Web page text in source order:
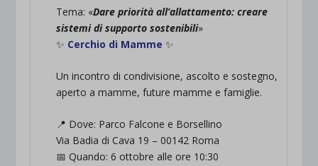
Tema: «Dare priorità all’allattamento: creare
sistemi di supporto sostenibili»
✨ Cerchio di Mamme✨
Un incontro di condivisione, ascolto e sostegno,
aperto a mamme, future mamme e famiglie.
📍 Dove: Parco Falcone e Borsellino
Via Badia di Cava 19 – 00142 Roma
📅 Quando: 6 ottobre alle ore 10:30